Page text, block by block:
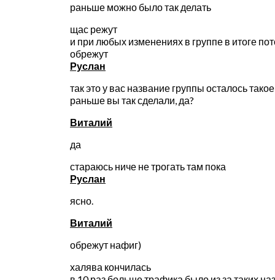
раньше можно было так делать
щас режут
и при любых изменениях в группе в итоге
обрежут
Руслан
так это у вас название группы осталось такое
раньше вы так сделали, да?
Виталий
да
стараюсь ниче не трогать там пока
Руслан
ясно.
Виталий
обрежут нафиг)
халява кончилась